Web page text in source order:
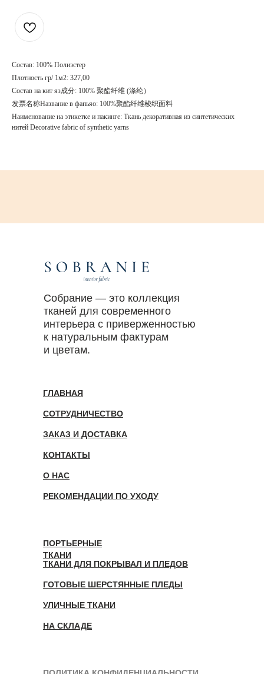
Состав: 100% Полиэстер
Плотность гр/ 1м2: 327,00
Состав на кит яз成分: 100% 聚酯纤维 (涤纶）
发票名称Название в фапьяо: 100%聚酯纤维梭织面料
Наименование на этикетке и пакинге: Ткань декоративная из синтетических
нитей Decorative fabric of synthetic yarns
Собрание — это коллекция
тканей для современного
интерьера с приверженностью
к натуральным фактурам
и цветам.
ГЛАВНАЯ
СОТРУДНИЧЕСТВО
ЗАКАЗ И ДОСТАВКА
КОНТАКТЫ
О НАС
ПОРТЬЕРНЫЕ
ТКАНИ
ТКАНИ ДЛЯ ПОКРЫВАЛ И ПЛЕДОВ
ГОТОВЫЕ ШЕРСТЯННЫЕ ПЛЕДЫ
УЛИЧНЫЕ ТКАНИ
НА СКЛАДЕ
РЕКОМЕНДАЦИИ ПО УХОДУ